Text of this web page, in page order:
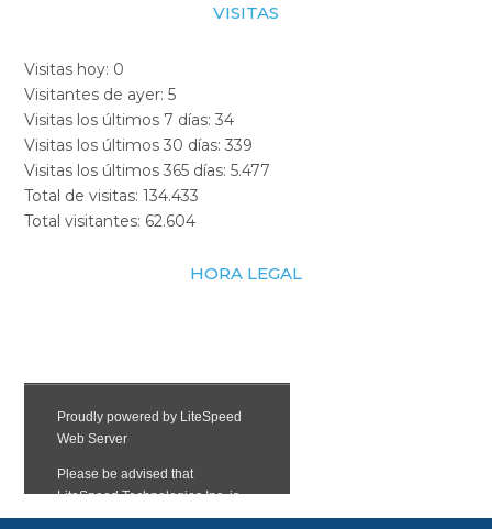
VISITAS
Visitas hoy: 0
Visitantes de ayer:5
Visitas los últimos 7 días:34
Visitas los últimos 30 días:339
Visitas los últimos 365 días:5.477
Total de visitas:134.433
Total visitantes: 62.604
HORA LEGAL